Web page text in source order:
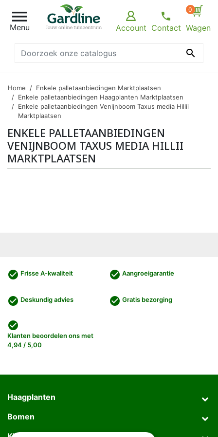

Menu Account Contact
0
Wagen

Home
Enkele palletaanbiedingen Marktplaatsen
Enkele palletaanbiedingen Haagplanten Marktplaatsen
Enkele palletaanbiedingen Venijnboom Taxus media Hillii
Marktplaatsen
ENKELE PALLETAANBIEDINGEN
VENIJNBOOM TAXUS MEDIA HILLII
MARKTPLAATSEN
check_circle Frisse A-kwaliteit check_circle Aangroeigarantie
check_circle Deskundig advies check_circle Gratis bezorging
check_circle
Klanten beoordelen ons met
4,94 / 5,00
Haagplanten
Bomen